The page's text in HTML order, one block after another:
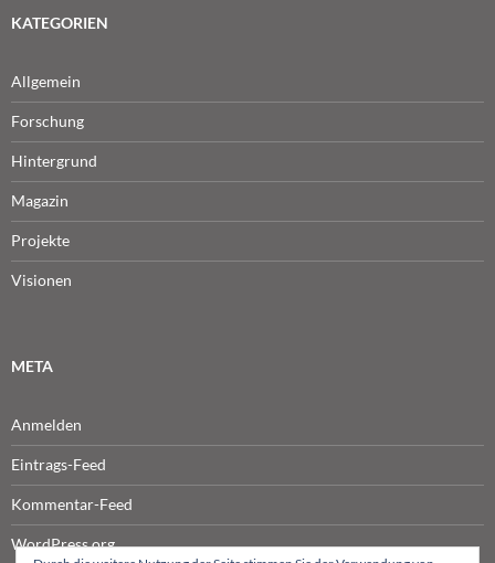
KATEGORIEN
Allgemein
Forschung
Hintergrund
Magazin
Projekte
Visionen
META
Anmelden
Eintrags-Feed
Kommentar-Feed
WordPress.org